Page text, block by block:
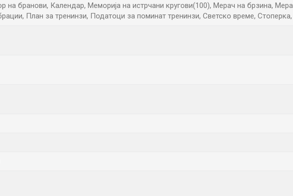
на бранови, Календар, Меморија на истрчани кругови(100), Мерач на брзина,
План за тренинзи, Податоци за поминат тренинзи, Светско време, Стоперка,